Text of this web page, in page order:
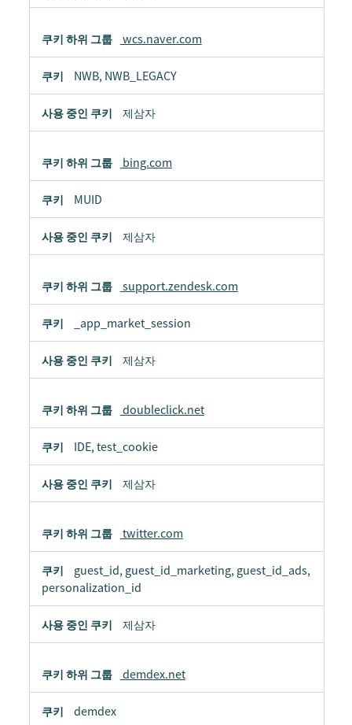
wcs.naver.com
NWB, NWB_LEGACY
제삼자
bing.com
MUID
제삼자
support.zendesk.com
_app_market_session
제삼자
doubleclick.net
IDE, test_cookie
제삼자
twitter.com
guest_id, guest_id_marketing, guest_id_ads,
personalization_id
제삼자
demdex.net
demdex